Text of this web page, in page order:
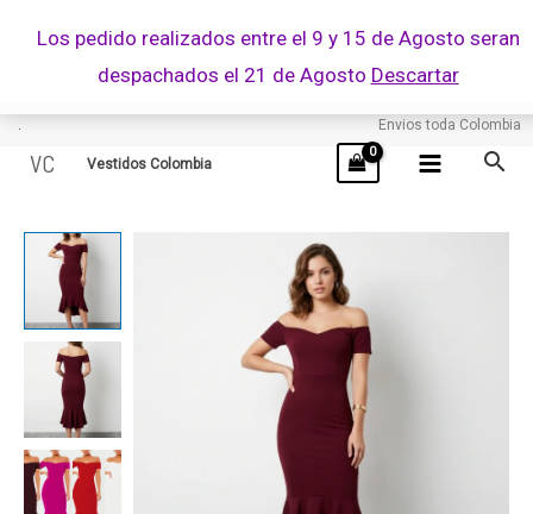
Los pedido realizados entre el 9 y 15 de Agosto seran
despachados el 21 de Agosto Descartar
. Envios toda Colombia
VC Vestidos Colombia
PRINCESA
cantidad